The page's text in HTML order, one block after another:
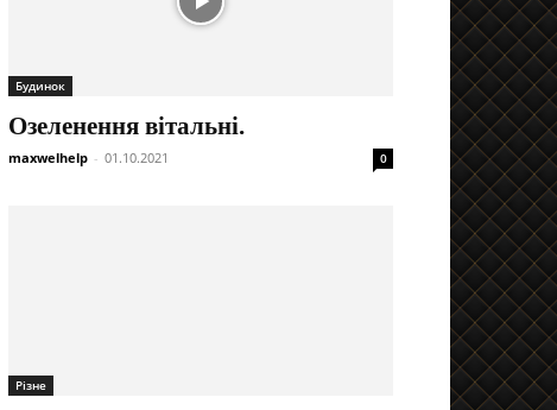
Будинок
Озеленення вітальні.
maxwelhelp - 01.10.2021 0
Різне